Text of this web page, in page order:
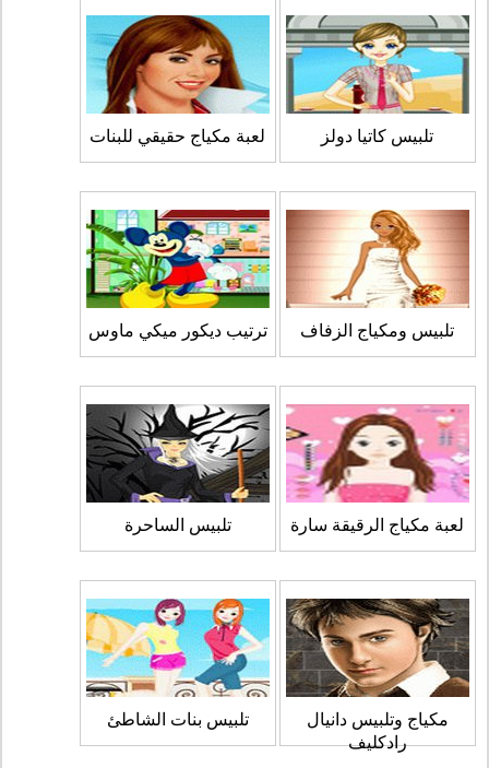
تلبيس كاتيا دولز لعبة مكياج حقيقي للبنات
تلبيس ومكياج الزفاف ترتيب ديكور ميكي ماوس
لعبة مكياج الرقيقة سارة تلبيس الساحرة
مكياج وتلبيس دانيال
رادكليف
تلبيس بنات الشاطئ